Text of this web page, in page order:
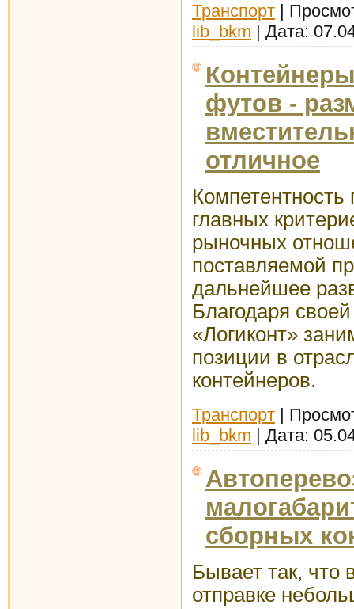
Транспорт |
lib_bkm | Дата:
футов -
отличное
главных
рыночных
поставляемой
дальнейшее
Благодаря
«Логиконт»
позиции в
контейнеров.
Транспорт |
lib_bkm | Дата:
сборных
Бывает так, что
отправке